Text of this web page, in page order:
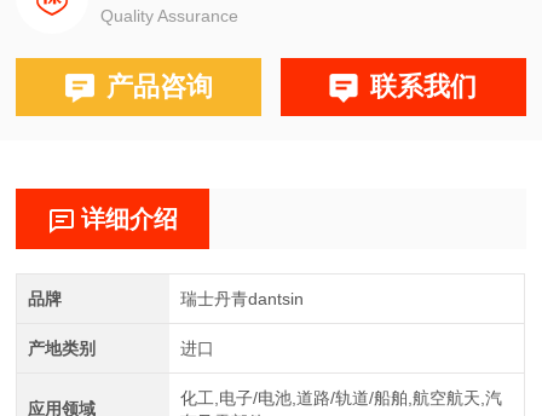
Quality Assurance
产品咨询 联系我们
详细介绍
品牌 瑞士丹青dantsin
产地类别 进口
应用领域
化工,电子/电池,道路/轨道/船舶,航空航天,汽